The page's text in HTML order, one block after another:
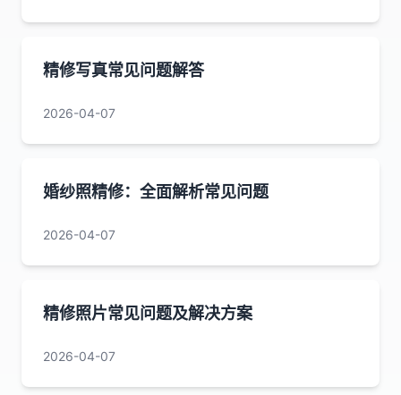
精修写真常见问题解答
2026-04-07
婚纱照精修：全面解析常见问题
2026-04-07
精修照片常见问题及解决方案
2026-04-07